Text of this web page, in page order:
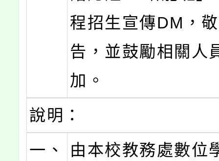
程招生宣傳DM，
告，並鼓勵相關人
加。
說明：
一、
由本校教務處數位